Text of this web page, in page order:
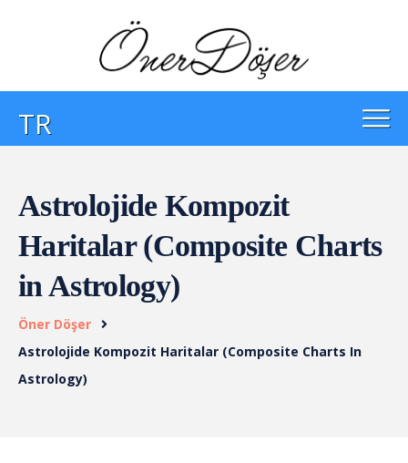
TR
Astrolojide Kompozit
Haritalar (Composite Charts
in Astrology)
Öner Döşer
Astrolojide Kompozit Haritalar (Composite Charts In
Astrology)